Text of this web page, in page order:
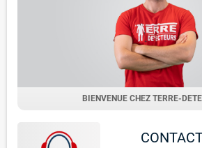
BIENVENUE CHEZ TERRE-